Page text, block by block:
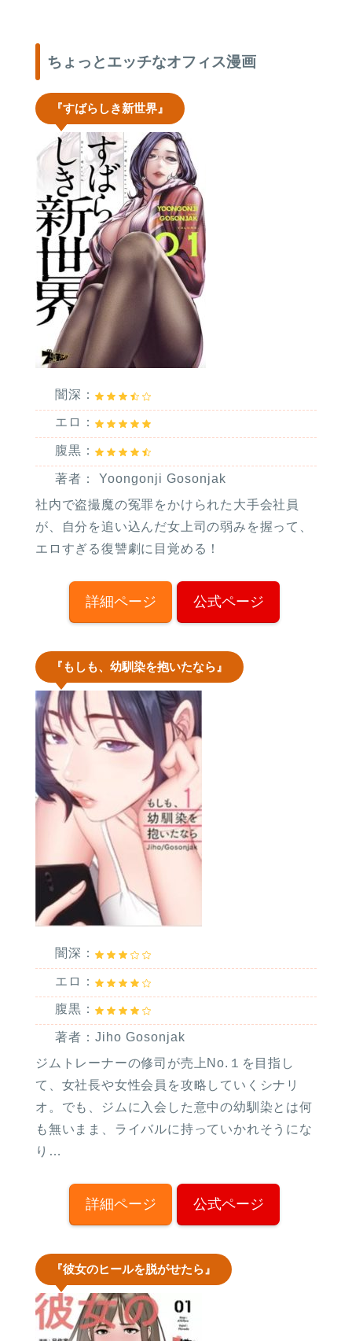
ちょっとエッチなオフィス漫画
『すばらしき新世界』
闇深：
エロ：
腹黒：
著者： Yoongonji Gosonjak
社内で盗撮魔の冤罪をかけられた大手会社員
が、自分を追い込んだ女上司の弱みを握って、
エロすぎる復讐劇に目覚める！
詳細ページ 公式ページ
『もしも、幼馴染を抱いたなら』
闇深：
エロ：
腹黒：
著者：Jiho Gosonjak
ジムトレーナーの修司が売上No.１を目指し
て、女社長や女性会員を攻略していくシナリ
オ。でも、ジムに入会した意中の幼馴染とは何
も無いまま、ライバルに持っていかれそうにな
り…
詳細ページ 公式ページ
『彼女のヒールを脱がせたら』